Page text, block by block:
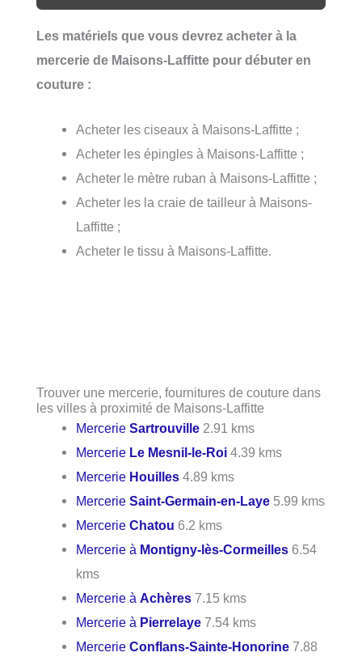
Les matériels que vous devrez acheter à la
mercerie de Maisons-Laffitte pour débuter en
couture :
Acheter les ciseaux à Maisons-Laffitte ;
Acheter les épingles à Maisons-Laffitte ;
Acheter le mètre ruban à Maisons-Laffitte ;
Acheter les la craie de tailleur à Maisons-
Laffitte ;
Acheter le tissu à Maisons-Laffitte.
Trouver une mercerie, fournitures de couture dans
les villes à proximité de Maisons-Laffitte
MercerieSartrouville 2.91 kms
Mercerie Le Mesnil-le-Roi 4.39 kms
Mercerie Houilles 4.89 kms
MercerieSaint-Germain-en-Laye 5.99 kms
MercerieChatou 6.2 kms
Mercerie à Montigny-lès-Cormeilles 6.54
kms
Mercerie àAchères 7.15 kms
Mercerie à Pierrelaye 7.54 kms
MercerieConflans-Sainte-Honorine 7.88